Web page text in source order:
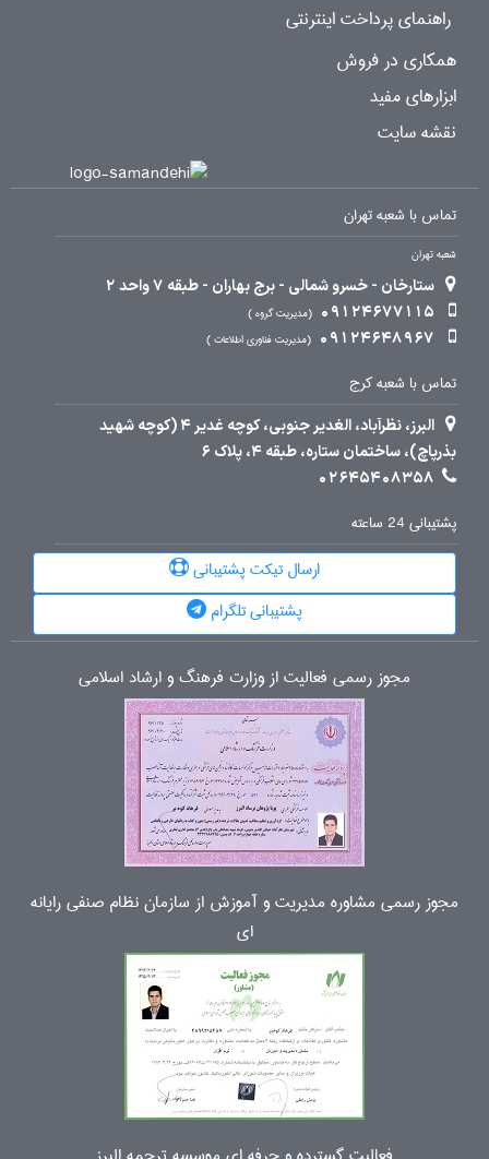
راهنمای پرداخت اینترنتی
همکاری در فروش
ابزارهای مفید
نقشه سایت
تماس با شعبه تهران
شعبه تهران
ستارخان - خسرو شمالی - برج بهاران - طبقه 7 واحد 2
09124677115
مدیریت گروه
09124648967 مدیریت فناوری اطلاعات
تماس با شعبه کرج
البرز، نظرآباد، الغدیر جنوبی، کوچه غدیر 4 (کوچه شهید
بذرپاچ)، ساختمان ستاره، طبقه 4، پلاک 6
02645408358
پشتیبانی 24 ساعته
ارسال تیکت پشتیبانی
پشتیبانی تلگرام
مجوز رسمی فعالیت از وزارت فرهنگ و ارشاد اسلامی
مجوز رسمی مشاوره مدیریت و آموزش از سازمان نظام صنفی رایانه
ای